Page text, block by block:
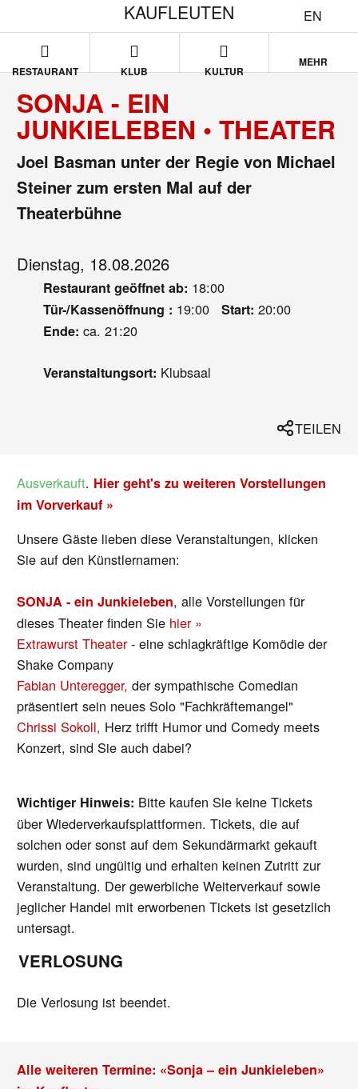
EN
KAUFLEUTEN
RESTAURANT KLUB KULTUR
MEHR
SONJA - EIN
JUNKIELEBEN • THEATER
Joel Basman unter der Regie von Michael
Steiner zum ersten Mal auf der
Theaterbühne
Dienstag, 18.08.2026
Restaurant geöffnet ab: 18:00
Tür-/Kassenöffnung : 19:00 Start: 20:00
Ende: ca. 21:20
Veranstaltungsort: Klubsaal
TEILEN
Ausverkauft. Hier geht's zu weiteren Vorstellungen
im Vorverkauf »
Unsere Gäste lieben diese Veranstaltungen, klicken
Sie auf den Künstlernamen:
SONJA - ein Junkieleben, alle Vorstellungen für
dieses Theater finden Sie hier »
Extrawurst Theater- eine schlagkräftige Komödie der
Shake Company
Fabian Unteregger,der sympathische Comedian
präsentiert sein neues Solo "Fachkräftemangel"
Chrissi Sokoll, Herz trifft Humor und Comedy meets
Konzert, sind Sie auch dabei?
Wichtiger Hinweis: Bitte kaufen Sie keine Tickets
über Wiederverkaufsplattformen. Tickets, die auf
solchen oder sonst auf dem Sekundärmarkt gekauft
wurden, sind ungültig und erhalten keinen Zutritt zur
Veranstaltung. Der gewerbliche Weiterverkauf sowie
jeglicher Handel mit erworbenen Tickets ist gesetzlich
untersagt.
VERLOSUNG
Die Verlosung ist beendet.
Alle weiteren Termine: «Sonja – ein Junkieleben»